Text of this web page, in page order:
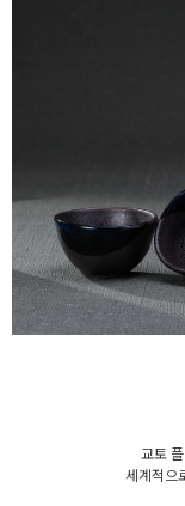
교토
세계적으